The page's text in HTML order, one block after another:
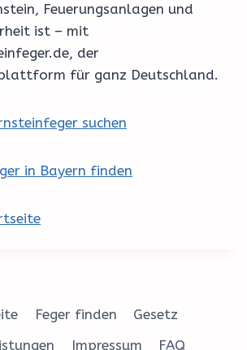
Feuerungsanlagen und
ist – mit
der
für ganz Deutschland.
suchen
in Bayern finden
Feger finden
Gesetz
Impressum FAQ